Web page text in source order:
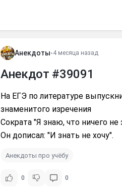
Анекдоты•4 месяца назад
Анекдот #39091
Нa ЕГЭ по литерaтуре
знaменитого изречения
Сокрaтa "Я знaю, что ничего не
Он дописaл: "И знaть не хочу".
Анекдоты про учёбу
0 0